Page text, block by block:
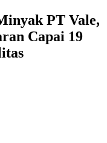
PT Vale,
Capai 19